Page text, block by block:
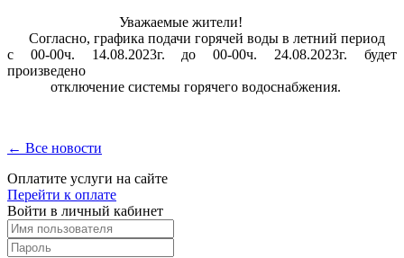
Уважаемые жители!
Согласно, графика подачи горячей воды в летний период
с 00-00ч. 14.08.2023г. до 00-00ч. 24.08.2023г. будет
произведено
отключение системы горячего водоснабжения.
← Все новости
Оплатите услуги на сайте
Перейти к оплате
Войти в личный кабинет